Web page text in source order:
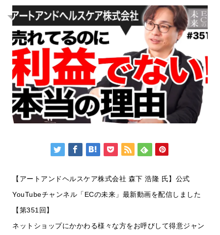
【アートアンドヘルスケア株式会社 森下 浩隆 氏】公式
YouTubeチャンネル「ECの未来」最新動画を配信しました
【第351回】
ネットショップにかかわる様々な方をお呼びして得意ジャン